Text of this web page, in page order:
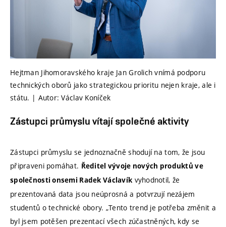
Hejtman Jihomoravského kraje Jan Grolich vnímá podporu
technických oborů jako strategickou prioritu nejen kraje, ale i
státu. | Autor: Václav Koníček
Zástupci průmyslu vítají společné aktivity
Zástupci průmyslu se jednoznačně shodují na tom, že jsou
připraveni pomáhat. Ředitel vývoje nových produktů ve
společnosti onsemi Radek Václavík vyhodnotil, že
prezentovaná data jsou neúprosná a potvrzují nezájem
studentů o technické obory. „Tento trend je potřeba změnit a
byl jsem potěšen prezentací všech zúčastněných, kdy se